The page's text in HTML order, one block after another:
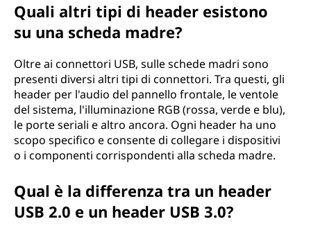
Quali altri tipi di header esistono
su una scheda madre?
Oltre ai connettori USB, sulle schede madri sono
presenti diversi altri tipi di connettori. Tra questi, gli
header per l'audio del pannello frontale, le ventole
del sistema, l'illuminazione RGB (rossa, verde e blu),
le porte seriali e altro ancora. Ogni header ha uno
scopo specifico e consente di collegare i dispositivi
o i componenti corrispondenti alla scheda madre.
Qual è la differenza tra un header
USB 2.0 e un header USB 3.0?